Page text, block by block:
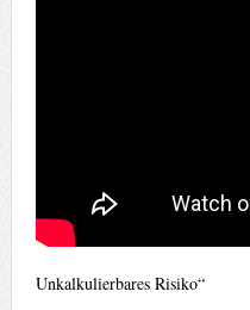
Unkalkulierbares Risiko“